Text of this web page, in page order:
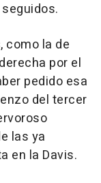
como la de
por el
pedido esa
del tercer
las ya
en la Davis.